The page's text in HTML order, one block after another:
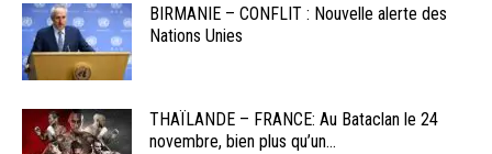
BIRMANIE – CONFLIT : Nouvelle alerte des
Nations Unies
THAÏLANDE – FRANCE: Au Bataclan le 24
novembre, bien plus qu’un...